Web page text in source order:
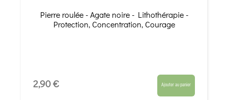
Pierre roulée - Agate noire - Lithothérapie -
Protection, Concentration, Courage
2,90 € Ajouter au panier